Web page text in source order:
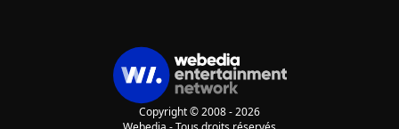
Copyright © 2008 - 2026